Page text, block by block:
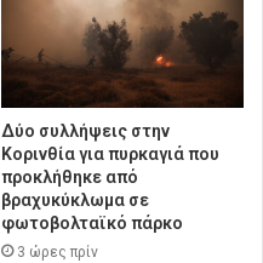
Δύο συλλήψεις στην
Κορινθία για πυρκαγιά που
προκλήθηκε από
βραχυκύκλωμα σε
φωτοβολταϊκό πάρκο
3 ώρες πρίν